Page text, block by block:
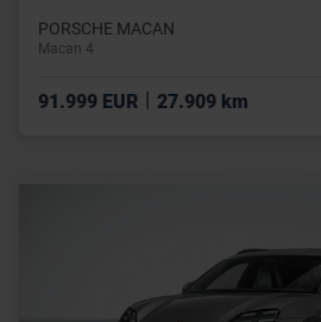
PORSCHE MACAN
Macan 4
91.999 EUR | 27.909 km